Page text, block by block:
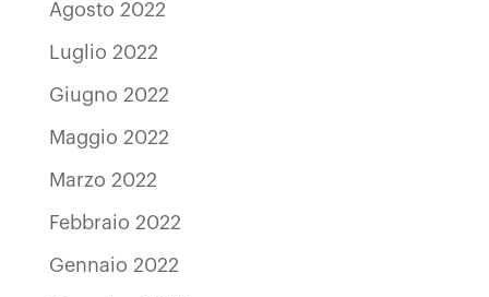
Agosto 2022
Luglio 2022
Giugno 2022
Maggio 2022
Marzo 2022
Febbraio 2022
Gennaio 2022